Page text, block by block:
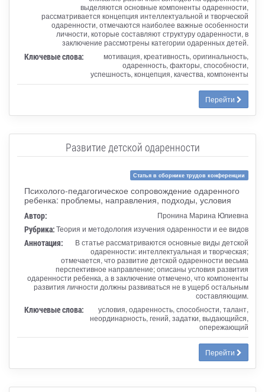
выделяются основные компоненты одаренности,
рассматривается концепция интеллектуальной и творческой
одаренности, отмечаются наиболее важные особенности
личности, которые составляют структуру одаренности, в
заключение рассмотрены категории одаренных детей.
Ключевые слова:
мотивация, креативность, оригинальность,
одаренность, факторы, способности,
успешность, концепция, качества, компоненты
Перейти
Развитие детской одаренности
Статья в сборнике трудов конференции
Психолого-педагогическое сопровождение одаренного
ребенка: проблемы, направления, подходы, условия
Автор: Пронина Марина Юлиевна
Рубрика:Теория и методология изучения одаренности и ее видов
Аннотация:
В статье рассматриваются основные виды детской
одаренности: интеллектуальная и творческая;
отмечается, что развитие детской одаренности весьма
перспективное направление; описаны условия развития
одаренности ребенка, а в заключение отмечено, что компоненты
развития личности должны развиваться не в ущерб остальным
составляющим.
Ключевые слова:
условия, одаренность, способности, талант,
неординарность, гений, задатки, выдающийся,
опережающий
Перейти